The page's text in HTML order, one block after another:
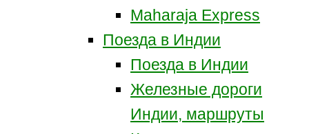
Maharaja Express
Поезда в Индии
Поезда в Индии
Железные дороги
Индии, маршруты